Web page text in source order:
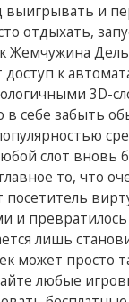
выигрывать и
отдыхать,
Жемчужина
к
3D-
в себе забыть
слот вновь
то, что
и
лишь
может просто
любые